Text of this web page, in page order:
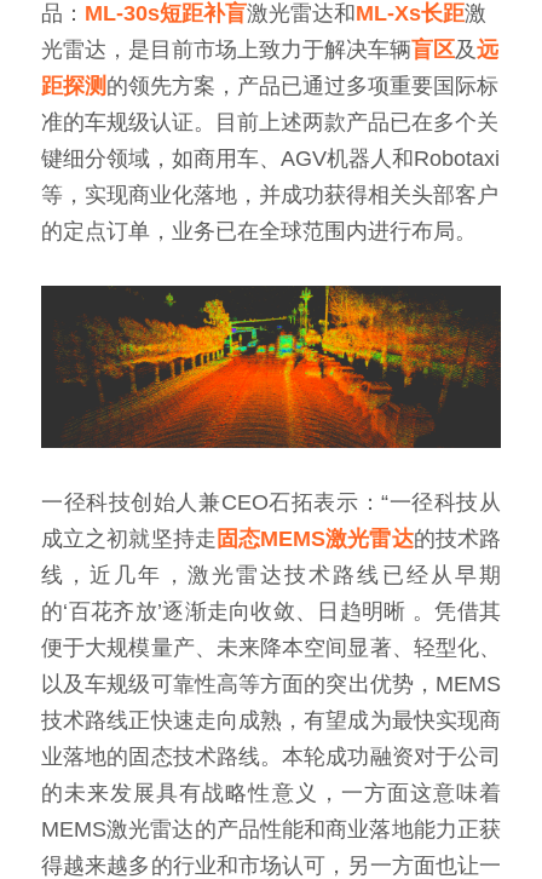
品： ML-30s短距补盲激光雷达和ML-Xs长距激
光雷达，是目前市场上致力于解决车辆盲区及远
距探测 的领先方案，产品已通过多项重要国际标
准的车规级认证。目前上述两款产品已在多个关
键细分领域，如商用车、AGV机器人和Robotaxi
等，实现商业化落地，并成功获得相关头部客户
的定点订单，业务已在全球范围内进行布局。
一径科技创始人兼CEO石拓表示：“一径科技从
成立之初就坚持走 固态MEMS激光雷达的技术路
线，近几年，激光雷达技术路线已经从早期
的‘百花齐放’逐渐走向收敛、日趋明晰 。凭借其
便于大规模量产、未来降本空间显著、轻型化、
以及车规级可靠性高等方面的突出优势，MEMS
技术路线正快速走向成熟，有望成为最快实现商
业落地的固态技术路线。本轮成功融资对于公司
的未来发展具有战略性意义，一方面这意味着
MEMS激光雷达的产品性能和商业落地能力正获
得越来越多的行业和市场认可，另一方面也让一